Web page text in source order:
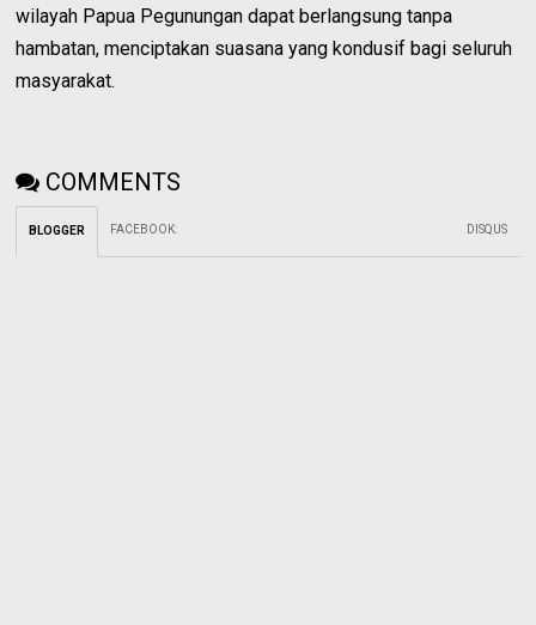
wilayah Papua Pegunungan dapat berlangsung tanpa
hambatan, menciptakan suasana yang kondusif bagi seluruh
masyarakat.
COMMENTS
BLOGGER FACEBOOK: DISQUS